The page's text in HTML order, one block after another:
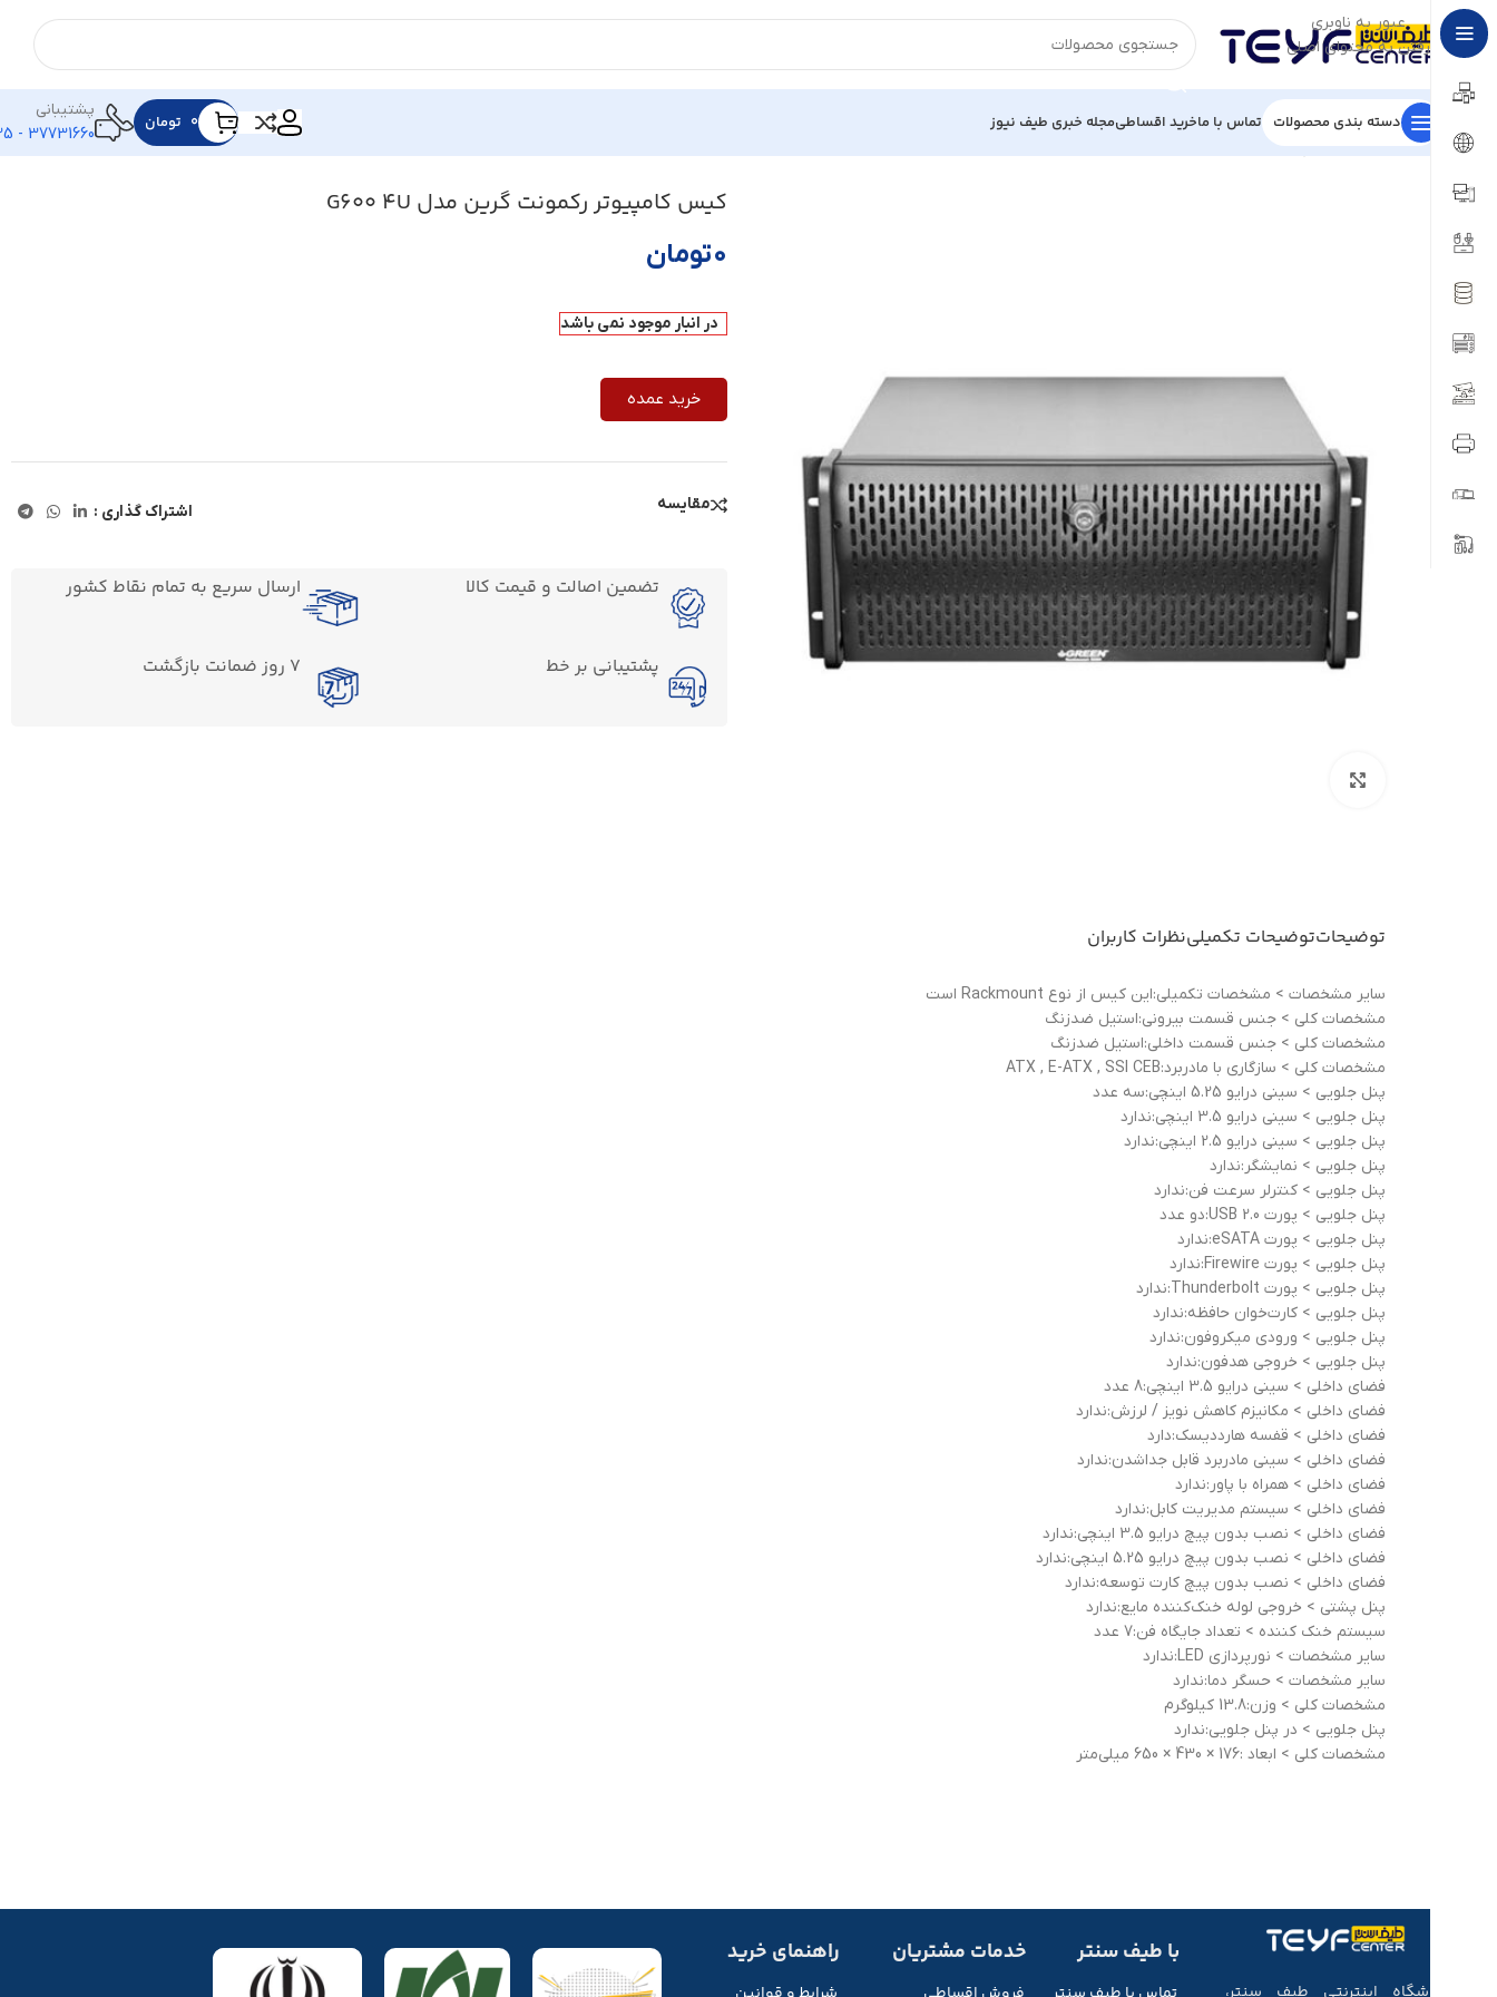
عبور به ناوبری
رفتن به محتوای اصلی
دسته بندی محصولات تماس با ماخرید اقساطیمجله خبری طیف نیوز ۰ تومان
پشتیبانی
37731660 - 025
خانه/قطعات کامپیوتر/
کیس کامپیوتر رکمونت گرین مدل G600 4U
۰تومان
در انبار موجود نمی باشد
خرید عمده
مقایسه اشتراک گذاری :
تضمین اصالت و قیمت کالا ارسال سریع به تمام نقاط کشور
پشتیبانی بر خط 7 روز ضمانت بازگشت
توضیحاتتوضیحات تکمیلینظرات کاربران
ساير مشخصات > مشخصات تکمیلی:این کیس از نوع Rackmount است
مشخصات کلی > جنس قسمت بیرونی:استیل ضدزنگ
مشخصات کلی > جنس قسمت داخلی:استیل ضدزنگ
مشخصات کلی > سازگاری با مادربرد:ATX , E-ATX , SSI CEB
پنل جلویی > سيني درايو 5.25 اينچي:سه عدد
پنل جلویی > سيني درايو 3.5 اينچي:ندارد
پنل جلویی > سيني درايو 2.5 اينچي:ندارد
پنل جلویی > نمايشگر:ندارد
پنل جلویی > کنترلر سرعت فن:ندارد
پنل جلویی > پورت USB 2.0:دو عدد
پنل جلویی > پورت eSATA:ندارد
پنل جلویی > پورت Firewire:ندارد
پنل جلویی > پورت Thunderbolt:ندارد
پنل جلویی > کارت‌خوان حافظه:ندارد
پنل جلویی > ورودي ميکروفون:ندارد
پنل جلویی > خروجي هدفون:ندارد
فضای داخلی > سيني درايو 3.5 اينچي:8 عدد
فضای داخلی > مکانيزم کاهش نويز / لرزش:ندارد
فضای داخلی > قفسه هاردديسک:دارد
فضای داخلی > سيني مادربرد قابل جداشدن:ندارد
فضای داخلی > همراه با پاور:ندارد
فضای داخلی > سيستم مديريت کابل:ندارد
فضای داخلی > نصب بدون پيچ درايو 3.5 اينچي:ندارد
فضای داخلی > نصب بدون پيچ درايو 5.25 اينچي:ندارد
فضای داخلی > نصب بدون پيچ کارت توسعه:ندارد
پنل پشتی > خروجي لوله خنک‌کننده مايع:ندارد
سیستم خنک کننده > تعداد جايگاه‌ فن:7 عدد
ساير مشخصات > نورپردازي LED:ندارد
ساير مشخصات > حسگر دما:ندارد
مشخصات کلی > وزن:13.8 کیلوگرم
پنل جلویی > در پنل جلويي:ندارد
مشخصات کلی > ابعاد :176 × 430 × 650 میلی‌متر
با طیف سنتر خدمات مشتریان راهنمای خرید